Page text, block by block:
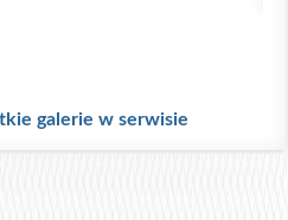
galerie w serwisie